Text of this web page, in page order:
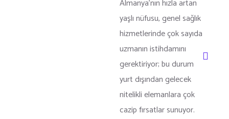
Almanya’nın hızla artan
yaşlı nüfusu, genel sağlık
hizmetlerinde çok sayıda
uzmanın istihdamını
gerektiriyor; bu durum
yurt dışından gelecek
nitelikli elemanlara çok
cazip fırsatlar sunuyor.